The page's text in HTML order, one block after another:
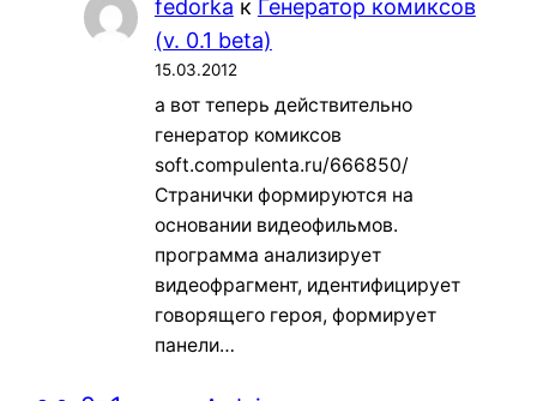
fedorka к Генератор комиксов
(v. 0.1 beta)
15.03.2012
а вот теперь действительно
генератор комиксов
soft.compulenta.ru/666850/
Странички формируются на
основании видеофильмов.
программа анализирует
видеофрагмент, идентифицирует
говорящего героя, формирует
панели…